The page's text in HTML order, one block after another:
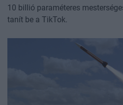
10 billió paraméteres
tanít be a TikTok.